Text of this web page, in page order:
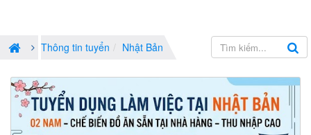
Thông tin tuyển Nhật Bản